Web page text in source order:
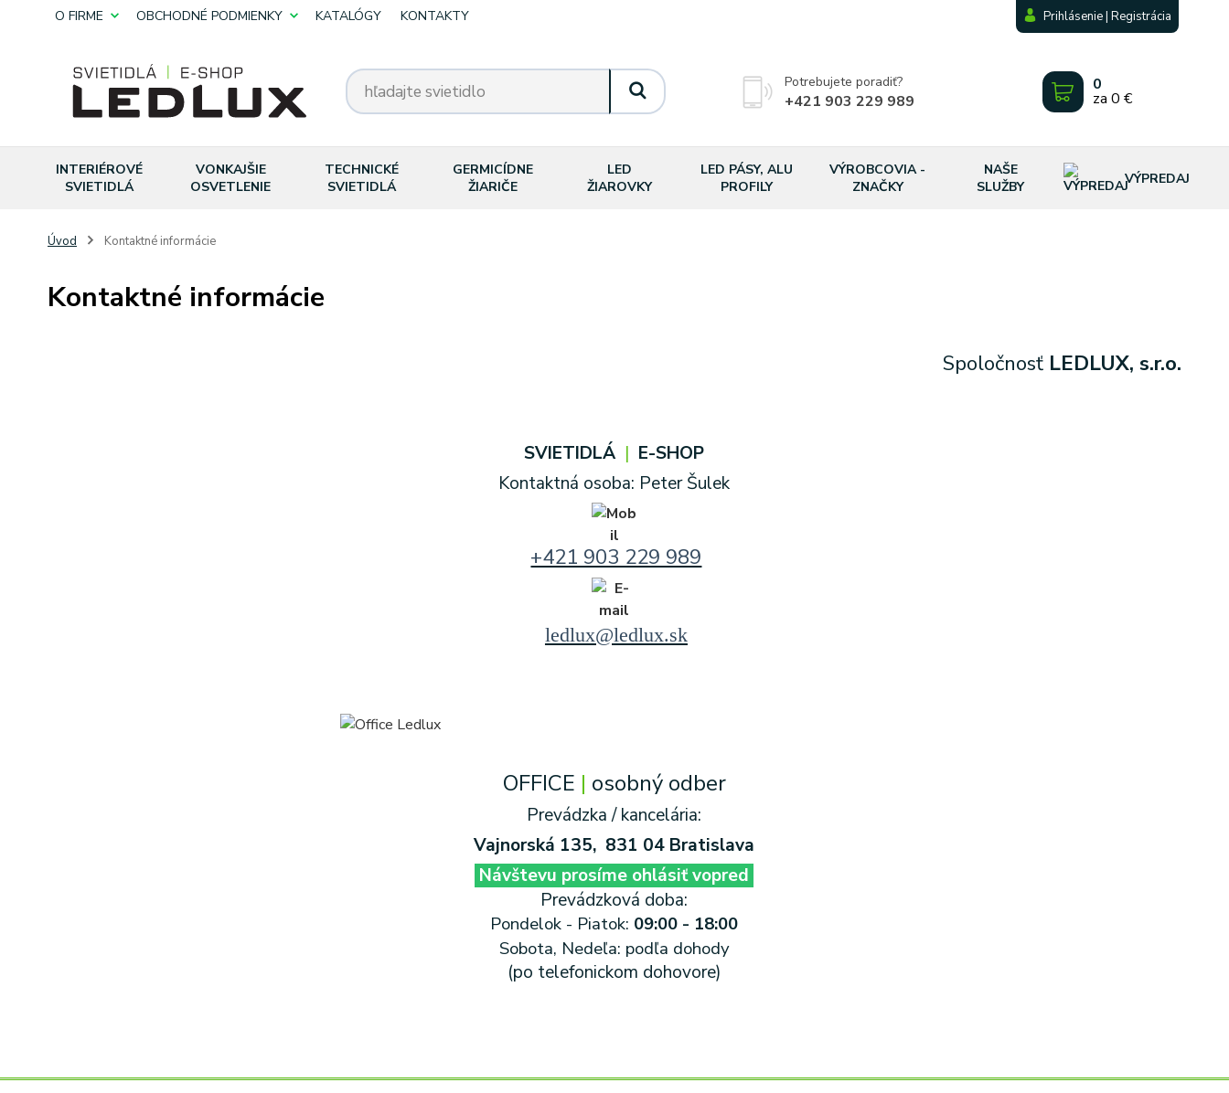
O FIRME OBCHODNÉ PODMIENKY KATALÓGY KONTAKTY Prihlásenie | Registrácia
Potrebujete poradiť?
+421 903 229 989
0
za 0 €
INTERIÉROVÉ
SVIETIDLÁ
VONKAJŠIE
OSVETLENIE
TECHNICKÉ
SVIETIDLÁ
GERMICÍDNE
ŽIARIČE
LED
ŽIAROVKY
LED PÁSY, ALU
PROFILY
VÝROBCOVIA -
ZNAČKY
NAŠE
SLUŽBY
VÝPREDAJ
Úvod Kontaktné informácie
Kontaktné informácie
Spoločnosť LEDLUX, s.r.o.
SVIETIDLÁ | E-SHOP
Kontaktná osoba: Peter Šulek
+421 903 229 989
ledlux@ledlux.sk
OFFICE | osobný odber
Prevádzka / kancelária:
Vajnorská 135, 831 04 Bratislava
Návštevu prosíme ohlásiť vopred
Prevádzková doba:
Pondelok - Piatok: 09:00 - 18:00
Sobota, Nedeľa: podľa dohody
(po telefonickom dohovore)